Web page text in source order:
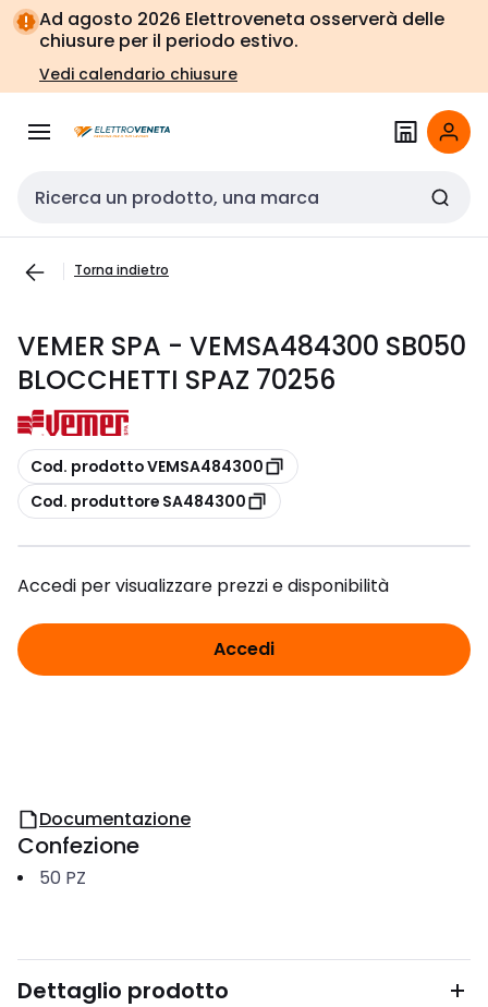
Vai alla
navigazione
Vai
alla
pagina
Ad agosto 2026 Elettroveneta osserverà delle
chiusure per il periodo estivo.
Vedi calendario chiusure
Cerca input
Torna indietro
VEMER SPA - VEMSA484300 SB050
BLOCCHETTI SPAZ 70256
copia
Cod. prodotto VEMSA484300
copia
Cod. produttore SA484300
Accedi per visualizzare prezzi e disponibilità
Accedi
Documentazione
Confezione
50 PZ
Dettaglio prodotto